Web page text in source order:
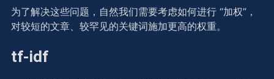
为了解决这些问题，自然我们需要考虑如何进行 “加权”，
对较短的文章、较罕见的关键词施加更高的权重。
tf-idf